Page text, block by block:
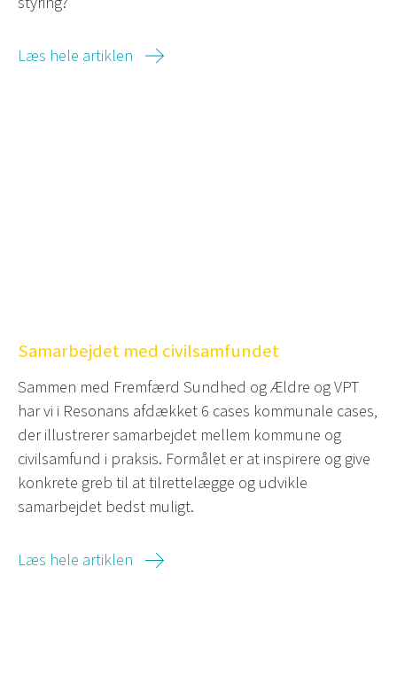
Læs hele artiklen
Samarbejdet med civilsamfundet
Sammen med Fremfærd Sundhed og Ældre og VPT
har vi i Resonans afdækket 6 cases kommunale cases,
der illustrerer samarbejdet mellem kommune og
civilsamfund i praksis. Formålet er at inspirere og give
konkrete greb til at tilrettelægge og udvikle
samarbejdet bedst muligt.
Læs hele artiklen